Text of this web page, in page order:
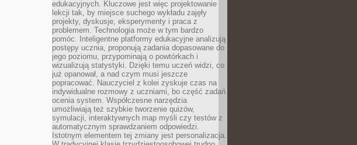
edukacyjnych. Kluczowe jest więc projektowanie
lekcji tak, by miejsce suchego wykładu zajęły
projekty, dyskusje, eksperymenty i praca z
problemem. Technologia może w tym bardzo
pomóc. Inteligentne platformy edukacyjne analizują
postępy ucznia, proponują zadania dopasowane do
jego poziomu, przypominają o powtórkach i
wizualizują statystyki. Dzięki temu uczeń widzi, co
już opanował, a nad czym musi jeszcze
popracować. Nauczyciel z kolei zyskuje czas na
indywidualne rozmowy z uczniami, bo część zadań
ocenia system. Współczesne narzędzia
umożliwiają też szybkie tworzenie quizów,
symulacji, interaktywnych map myśli czy testów z
automatycznym sprawdzaniem odpowiedzi.
Istotnym elementem tej zmiany jest personalizacja.